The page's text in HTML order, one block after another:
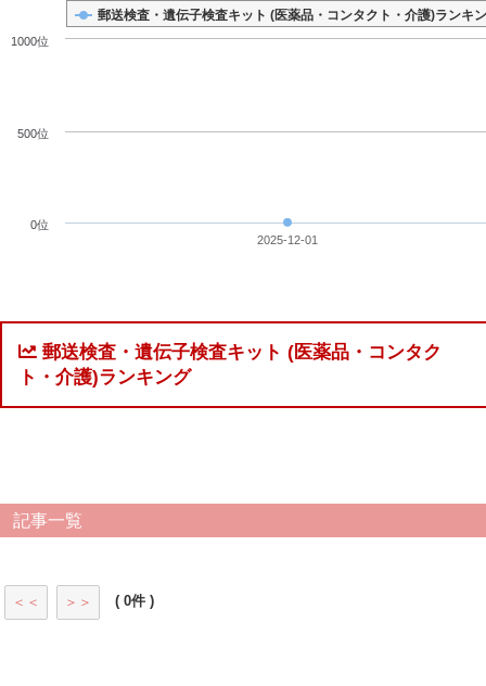
郵送検査・遺伝子検査キット (医薬品・コンタクト・介護)ランキ
2025-12-01
0位
500位
1000位
郵送検査・遺伝子検査キット (医薬品・コンタク
ト・介護)ランキング
記事一覧
＜＜ ＞＞ ( 0件 )